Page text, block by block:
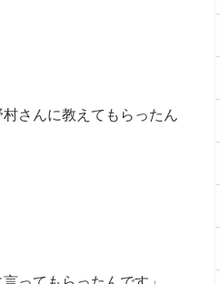
さんに教えてもらったん